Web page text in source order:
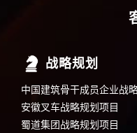
战略规划
中国建筑骨干成员企业战
安徽叉车战略规划项目
蜀道集团战略规划项目